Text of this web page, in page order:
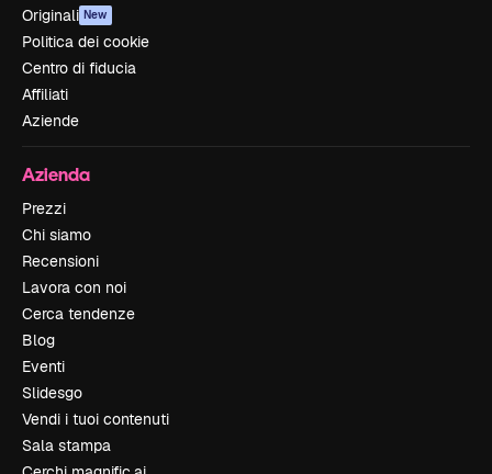
Originali New
Politica dei cookie
Centro di fiducia
Affiliati
Aziende
Azienda
Prezzi
Chi siamo
Recensioni
Lavora con noi
Cerca tendenze
Blog
Eventi
Slidesgo
Vendi i tuoi contenuti
Sala stampa